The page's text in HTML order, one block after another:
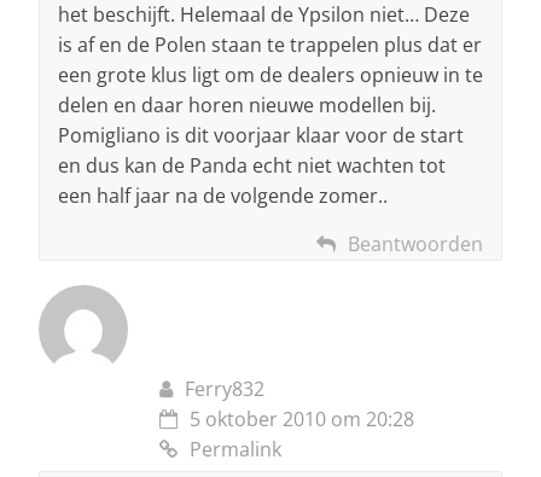
het beschijft. Helemaal de Ypsilon niet… Deze
is af en de Polen staan te trappelen plus dat er
een grote klus ligt om de dealers opnieuw in te
delen en daar horen nieuwe modellen bij.
Pomigliano is dit voorjaar klaar voor de start
en dus kan de Panda echt niet wachten tot
een half jaar na de volgende zomer..
Beantwoorden
Ferry832
5 oktober 2010 om 20:28
Permalink